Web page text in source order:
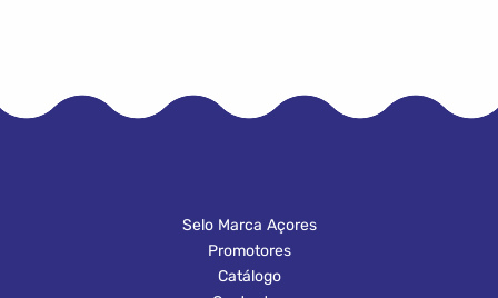
Selo Marca Açores
Promotores
Catálogo